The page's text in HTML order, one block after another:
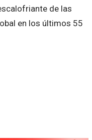
de las
en los últimos 55